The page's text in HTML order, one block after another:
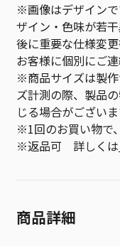
※画像はデザイン
ザイン・色味が若
後に重要な仕様変
お客様に個別にご連
※商品サイズは製
ズ計測の際、製品
じる場合がございま
※1回のお買い物で
※返品可 詳しくは
商品詳細